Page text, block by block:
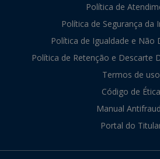
Política de
Política de Segurança da
Política de Igualdade e Não
Política de Retenção e Descarte
Termos de uso
Código de Ética
Manual
Portal do